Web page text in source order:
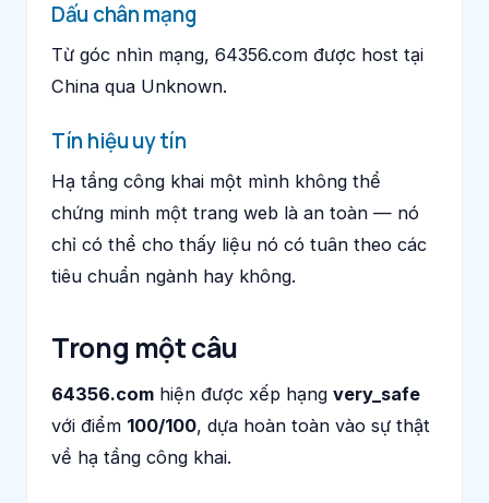
Dấu chân mạng
Từ góc nhìn mạng, 64356.com được host tại
China qua Unknown.
Tín hiệu uy tín
Hạ tầng công khai một mình không thể
chứng minh một trang web là an toàn — nó
chỉ có thể cho thấy liệu nó có tuân theo các
tiêu chuẩn ngành hay không.
Trong một câu
64356.com hiện được xếp hạng very_safe
với điểm 100/100, dựa hoàn toàn vào sự thật
về hạ tầng công khai.